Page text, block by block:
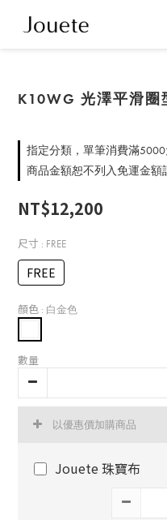
K10WG 光澤平滑
指定分類，單筆消費滿
商品金額恕不列入免運金額
NT$12,200
尺寸 : FREE
FREE
顏色 : 白金色
數量
以優惠價加購商品
Jouete 珠寶布